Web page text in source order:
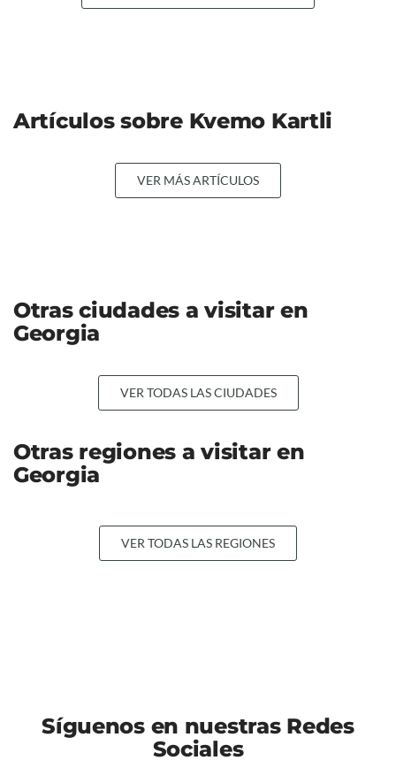
Artículos sobre Kvemo Kartli
VER MÁS ARTÍCULOS
Otras ciudades a visitar en
Georgia
VER TODAS LAS CIUDADES
Otras regiones a visitar en
Georgia
VER TODAS LAS REGIONES
Síguenos en nuestras Redes
Sociales